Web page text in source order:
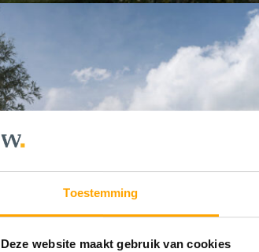
Toestemming
Deze website maakt gebruik van cookies